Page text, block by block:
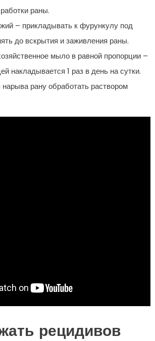
раны.
– прикладывать к фурункулу под
до вскрытия и заживления раны.
мыло в равной пропорции –
накладывается 1 раз в день на сутки.
рану обработать раствором
рецидивов